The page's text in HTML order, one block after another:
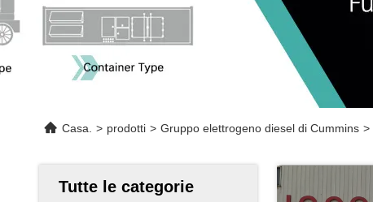
Casa. > prodotti > Gruppo elettrogeno diesel di Cummins >
Tutte le categorie